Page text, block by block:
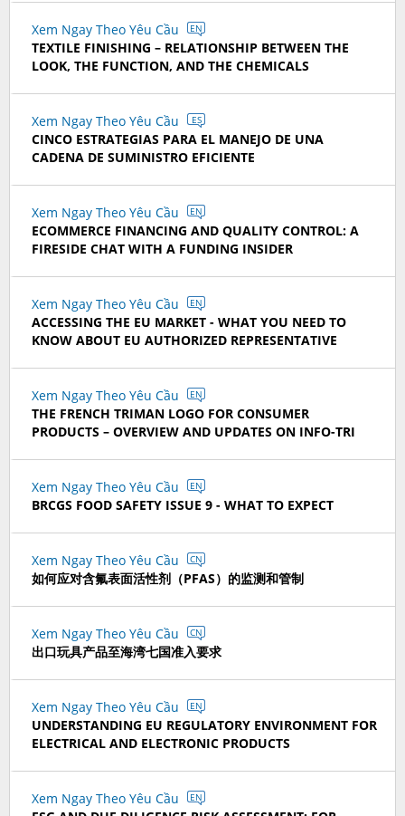
Xem Ngay Theo Yêu Cầu EN
TEXTILE FINISHING – RELATIONSHIP BETWEEN THE
LOOK, THE FUNCTION, AND THE CHEMICALS
Xem Ngay Theo Yêu Cầu ES
CINCO ESTRATEGIAS PARA EL MANEJO DE UNA
CADENA DE SUMINISTRO EFICIENTE
Xem Ngay Theo Yêu Cầu EN
ECOMMERCE FINANCING AND QUALITY CONTROL: A
FIRESIDE CHAT WITH A FUNDING INSIDER
Xem Ngay Theo Yêu Cầu EN
ACCESSING THE EU MARKET - WHAT YOU NEED TO
KNOW ABOUT EU AUTHORIZED REPRESENTATIVE
Xem Ngay Theo Yêu Cầu EN
THE FRENCH TRIMAN LOGO FOR CONSUMER
PRODUCTS – OVERVIEW AND UPDATES ON INFO-TRI
Xem Ngay Theo Yêu Cầu EN
BRCGS FOOD SAFETY ISSUE 9 - WHAT TO EXPECT
Xem Ngay Theo Yêu Cầu CN
如何应对含氟表面活性剂（PFAS）的监测和管制
Xem Ngay Theo Yêu Cầu CN
出口玩具产品至海湾七国准入要求
Xem Ngay Theo Yêu Cầu EN
UNDERSTANDING EU REGULATORY ENVIRONMENT FOR
ELECTRICAL AND ELECTRONIC PRODUCTS
Xem Ngay Theo Yêu Cầu EN